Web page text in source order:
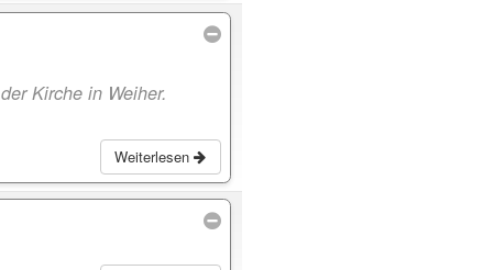
Kirche in Weiher.
Weiterlesen